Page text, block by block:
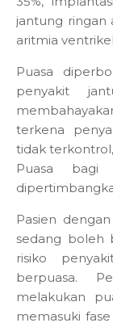
jantung ringan
aritmia
Puasa
penyakit
terkena
tidak
Puasa bagi
Pasien
sedang boleh
risiko
berpuasa.
melakukan
memasuki